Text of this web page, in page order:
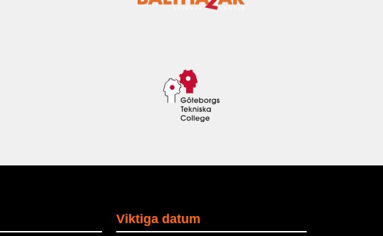
Viktiga datum